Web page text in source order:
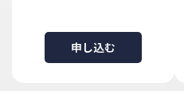
申し込む